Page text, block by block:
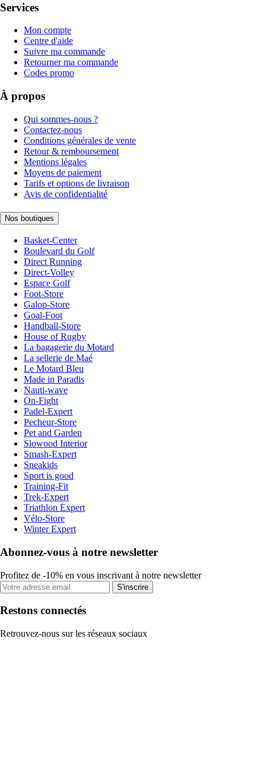
Services
Mon compte
Centre d'aide
Suivre ma commande
Retourner ma commande
Codes promo
À propos
Qui sommes-nous ?
Contactez-nous
Conditions générales de vente
Retour & remboursement
Mentions légales
Moyens de paiement
Tarifs et options de livraison
Avis de confidentialité
Nos boutiques
Basket-Center
Boulevard du Golf
Direct Running
Direct-Volley
Espace Golf
Foot-Store
Galop-Store
Goal-Foot
Handball-Store
House of Rugby
La bagagerie du Motard
La sellerie de Maé
Le Motard Bleu
Made in Paradis
Nauti-wave
On-Fight
Padel-Expert
Pecheur-Store
Pet and Garden
Slowood Interior
Smash-Expert
Sneakids
Sport is good
Training-Fit
Trek-Expert
Triathlon Expert
Vélo-Store
Winter Expert
Abonnez-vous à notre newsletter
Profitez de -10% en vous inscrivant à notre newsletter
S'inscrire
Restons connectés
Retrouvez-nous sur les réseaux sociaux